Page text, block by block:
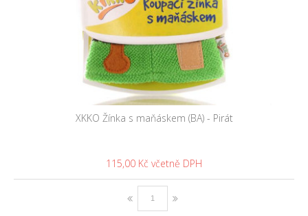
XKKO Žínka s maňáskem (BA) - Pirát
115,00 Kč